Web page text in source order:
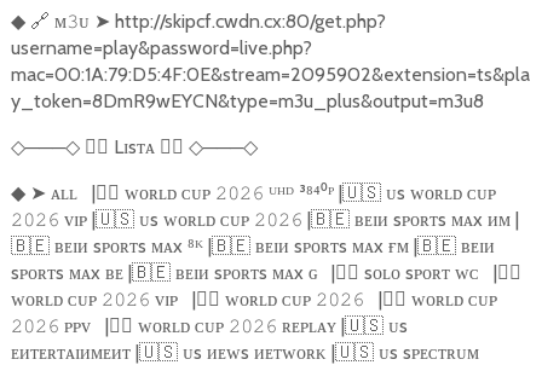
◆ 🔗 ᴍ𝟹ᴜ ➤ http://skipcf.cwdn.cx:80/get.php?
username=play&password=live.php?
mac=00:1A:79:D5:4F:0E&stream=2095902&extension=ts&pla
y_token=8DmR9wEYCN&type=m3u_plus&output=m3u8
◇───◇ 🏴‍☠️ Lɪsᴛᴀ 🏴‍☠️ ◇───◇
◆ ➤ ᴀʟʟ |🏴‍☠️ ᴡᴏʀʟᴅ ᴄᴜᴘ 𝟸𝟶𝟸𝟼 ᵁᴴᴰ ³⁸⁴⁰ᴾ |🇺🇸ᴜs ᴡᴏʀʟᴅ ᴄᴜᴘ
𝟸𝟶𝟸𝟼 ᴠɪᴘ |🇺🇸ᴜs ᴡᴏʀʟᴅ ᴄᴜᴘ 𝟸𝟶𝟸𝟼 |🇧🇪ʙᴇɪᴎ sᴘᴏʀᴛs ᴍᴀx ᴎᴍ |
🇧🇪ʙᴇɪᴎ sᴘᴏʀᴛs ᴍᴀx ⁸ᴷ |🇧🇪ʙᴇɪᴎ sᴘᴏʀᴛs ᴍᴀx ғᴍ |🇧🇪ʙᴇɪᴎ
sᴘᴏʀᴛs ᴍᴀx ʙᴇ |🇧🇪ʙᴇɪᴎ sᴘᴏʀᴛs ᴍᴀx ɢ |🏴‍☠️ sᴏʟᴏ sᴘᴏʀᴛ ᴡᴄ |🏴‍☠️
ᴡᴏʀʟᴅ ᴄᴜᴘ 𝟸𝟶𝟸𝟼 ᴠɪᴘ |🏴‍☠️ ᴡᴏʀʟᴅ ᴄᴜᴘ 𝟸𝟶𝟸𝟼 |🏴‍☠️ ᴡᴏʀʟᴅ ᴄᴜᴘ
𝟸𝟶𝟸𝟼 ᴘᴘᴠ |🏴‍☠️ ᴡᴏʀʟᴅ ᴄᴜᴘ 𝟸𝟶𝟸𝟼 ʀᴇᴘʟᴀʏ |🇺🇸ᴜs
ᴇᴎᴛᴇʀᴛᴀɪᴎᴍᴇᴎᴛ |🇺🇸ᴜs ᴎᴇᴡs ᴎᴇᴛᴡᴏʀᴋ |🇺🇸ᴜs sᴘᴇᴄᴛʀᴜᴍ